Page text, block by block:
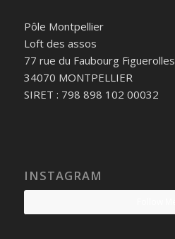
Pôle Montpellier
Loft des assos
77 rue du Faubourg Figuerolles
34070 MONTPELLIER
SIRET : 798 898 102 00032
INSTAGRAM